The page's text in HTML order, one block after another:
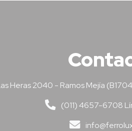
Heras 2040 - Ramos Mejía
(011) 4657-6708